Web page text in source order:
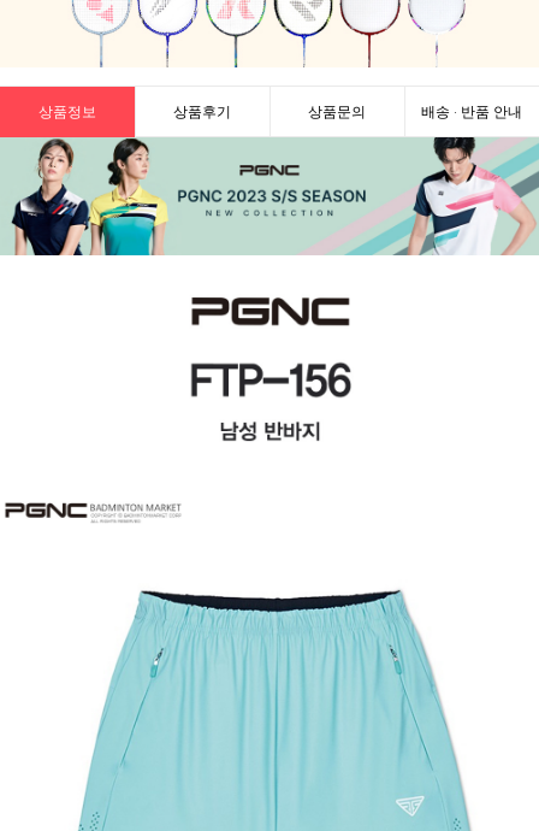
상품정보 상품후기 상품문의 배송 · 반품 안내